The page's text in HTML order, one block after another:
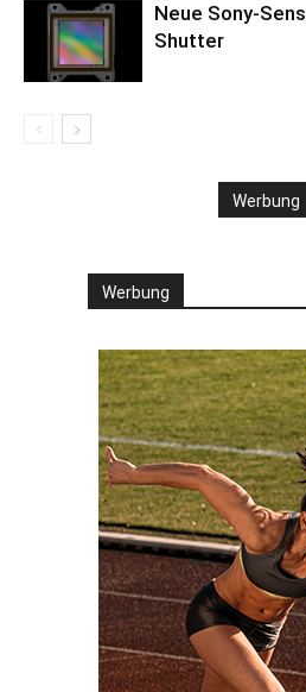
Neue Sony-
Shutter
Werbung
Werbung